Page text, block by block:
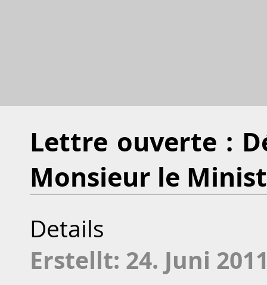
Lettre ouverte :
Monsieur le
Details
Erstellt: 24. Juni